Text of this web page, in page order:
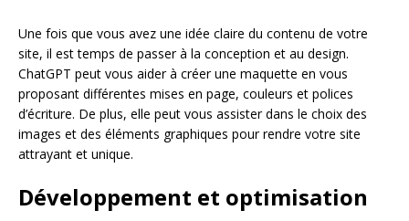
Une fois que vous avez une idée claire du contenu de votre
site, il est temps de passer à la conception et au design.
ChatGPT peut vous aider à créer une maquette en vous
proposant différentes mises en page, couleurs et polices
d’écriture. De plus, elle peut vous assister dans le choix des
images et des éléments graphiques pour rendre votre site
attrayant et unique.
Développement et optimisation